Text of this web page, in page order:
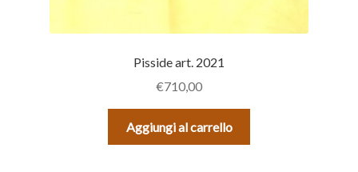
Pisside art. 2021
€710,00
Aggiungi al carrello